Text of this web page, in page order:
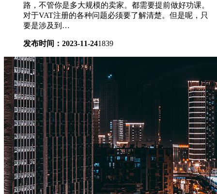
路，不管你是多大规模的卖家。都需要提前做好功课。
对于VAT注册的各种问题必须要了解清楚。但是呢，只
要是涉及到…
发布时间：2023-11-241839